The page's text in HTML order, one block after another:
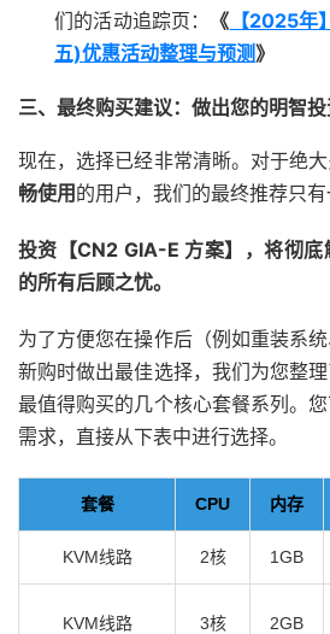
们的活动追踪页： 《 【2025年
五)优惠活动整理与预测》
三、最终购买建议：做出您的明智
现在，选择已经非常清晰。对于绝
畅使用 的用户，我们的最终推荐只有
投资【CN2 GIA-E 方案】，将彻
的所有后顾之忧。
为了方便您在操作后（例如重装系
新购时做出最佳选择，我们为您整理
最值得购买的几个核心套餐系列。
需求，直接从下表中进行选择。
套餐 CPU 内存
KVM线路 2核 1GB
KVM线路 3核 2GB